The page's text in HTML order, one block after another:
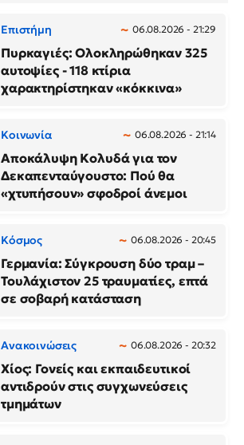
Επιστήμη 06.08.2026 - 21:29
Πυρκαγιές: Ολοκληρώθηκαν 325
αυτοψίες - 118 κτίρια
χαρακτηρίστηκαν «κόκκινα»
Κοινωνία 06.08.2026 - 21:14
Αποκάλυψη Κολυδά για τον
Δεκαπενταύγουστο: Πού θα
«χτυπήσουν» σφοδροί άνεμοι
Κόσμος 06.08.2026 - 20:45
Γερμανία: Σύγκρουση δύο τραμ –
Τουλάχιστον 25 τραυματίες, επτά
σε σοβαρή κατάσταση
Ανακοινώσεις 06.08.2026 - 20:32
Χίος: Γονείς και εκπαιδευτικοί
αντιδρούν στις συγχωνεύσεις
τμημάτων